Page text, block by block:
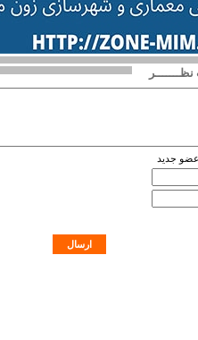
نظـــــــر
عضو جدید